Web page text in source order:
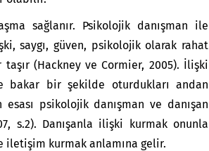
sağlanır. Psikolojik danışman ile
saygı, güven, psikolojik olarak rahat
(Hackney ve Cormier, 2005). İlişki
bakar bir şekilde oturdukları andan
psikolojik danışman ve danışan
s.2). Danışanla ilişki kurmak onunla
kurmak anlamına gelir.